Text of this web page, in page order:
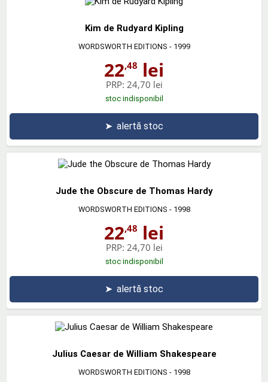
Kim de Rudyard Kipling
WORDSWORTH EDITIONS - 1999
22,48 lei
PRP: 24,70 lei
stoc indisponibil
➤ alertă stoc
Jude the Obscure de Thomas Hardy
WORDSWORTH EDITIONS - 1998
22,48 lei
PRP: 24,70 lei
stoc indisponibil
➤ alertă stoc
Julius Caesar de William Shakespeare
WORDSWORTH EDITIONS - 1998